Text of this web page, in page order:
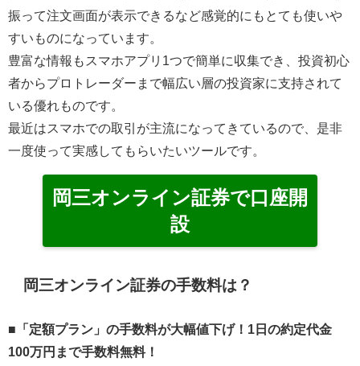
振って注文画面が表示できるなど感覚的にもとても使いや
すいものになっています。
豊富な情報もスマホアプリ1つで簡単に収集でき、投資初心
者からプロトレーダーまで幅広い層の投資家に支持されて
いる優れものです。
最近はスマホでの取引が主流になってきているので、是非
一度使って実感してもらいたいツールです。
岡三オンライン証券で口座開
設
岡三オンライン証券の手数料は？
■「定額プラン」の手数料が大幅値下げ！1日の約定代金
100万円まで手数料無料！